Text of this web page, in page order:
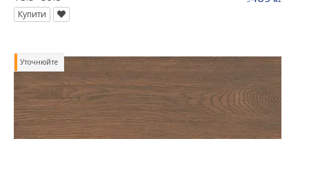
Купити
Уточнюйте